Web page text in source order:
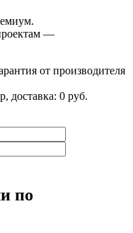
—
от производителя
доставка: 0 руб.
по